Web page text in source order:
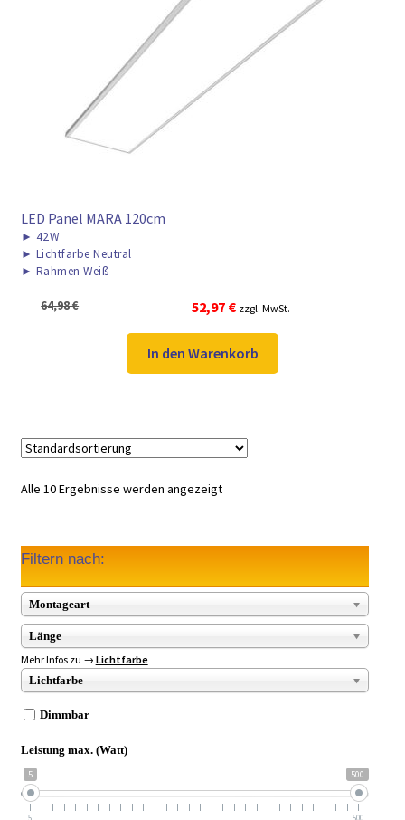
LED Panel MARA 120cm
► 42W
► Lichtfarbe Neutral
► Rahmen Weiß
64,98€
Ursprünglicher
Preis
war:
64,98 €
52,97 €Aktueller
Preis
ist:
52,97 €.
zzgl. MwSt.
In den Warenkorb
Alle 10 Ergebnisse werden angezeigt
Filtern nach:
Montageart
Länge
Mehr Infos zu → Lichtfarbe
Lichtfarbe
Dimmbar
Leistung max. (Watt)
5 500